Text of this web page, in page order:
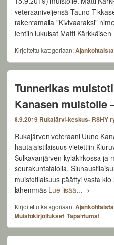
veteraaniveljensä Tauno
rakentamalla ”Kivivaaraksi”
tehtiin lukuisat Matti Kärkkäisen
Kirjoitettu kategoriaan:Ajankohtaista
Tunnerikas
Kanasen muistolle
8.9.2019 Rukajärvi-keskus- RSHY
Rukajärven veteraani Uuno
hautajaistilaisuus vietettiin
Sulkavanjärven kyläkirkossa ja
seurakuntatalolla.
muistotilaisuus päättyi vasta
lähemmäs Lue lisää…→
Kirjoitettu kategoriaan:Ajankohtaista
Muistokirjoitukset,Tapahtumat